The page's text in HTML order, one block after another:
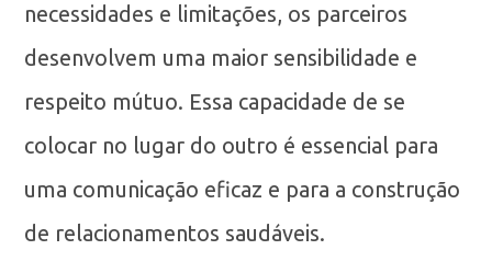
necessidades e limitações, os parceiros
desenvolvem uma maior sensibilidade e
respeito mútuo. Essa capacidade de se
colocar no lugar do outro é essencial para
uma comunicação eficaz e para a construção
de relacionamentos saudáveis.